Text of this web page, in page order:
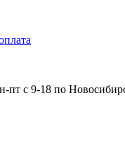
пт с 9-18 по